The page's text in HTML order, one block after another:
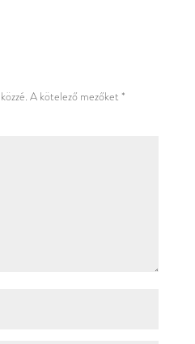
A kötelező mezőket *